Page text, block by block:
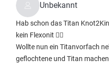
Unbekannt
Hab schon das Titan
kein Flexonit 👌🏻
Wollte nun ein Titanvorfach
geflochtene und Titan